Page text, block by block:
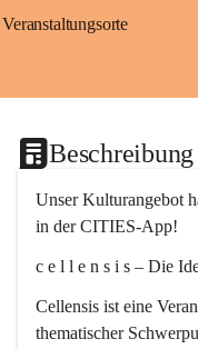
Veranstaltungsorte
Beschreibung
Unser Kulturangebot
in der CITIES-App!
c e l l e n s i s – Die
Cellensis ist eine
thematischer